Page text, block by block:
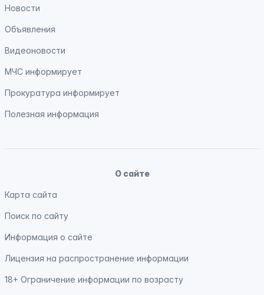
Новости
Объявления
Видеоновости
МЧС информирует
Прокуратура информирует
Полезная информация
О сайте
Карта сайта
Поиск по сайту
Информация о сайте
Лицензия на распространение информации
18+ Ограничение информации по возрасту